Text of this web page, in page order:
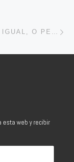
esta web y recibir